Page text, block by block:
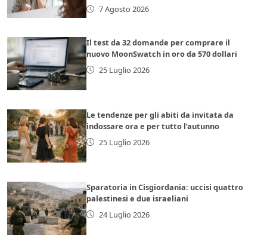
7 Agosto 2026
Il test da 32 domande per comprare il
nuovo MoonSwatch in oro da 570 dollari
25 Luglio 2026
Le tendenze per gli abiti da invitata da
indossare ora e per tutto l’autunno
25 Luglio 2026
Sparatoria in Cisgiordania: uccisi quattro
palestinesi e due israeliani
24 Luglio 2026